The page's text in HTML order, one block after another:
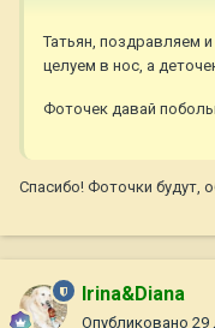
Татьян, поздравляем
целуем в нос, а
Фоточек давай
Спасибо! Фоточки будут,
Irina&Diana
Опубликовано 29